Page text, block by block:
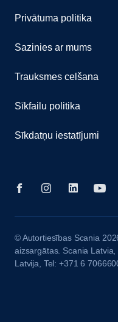
Privātuma politika
Sazinies ar mums
Trauksmes celšana
Sīkfailu politika
Sīkdatņu iestatījumi
© Autortiesības Scania
aizsargātas. Scania
Latvija, Tel: +371 6